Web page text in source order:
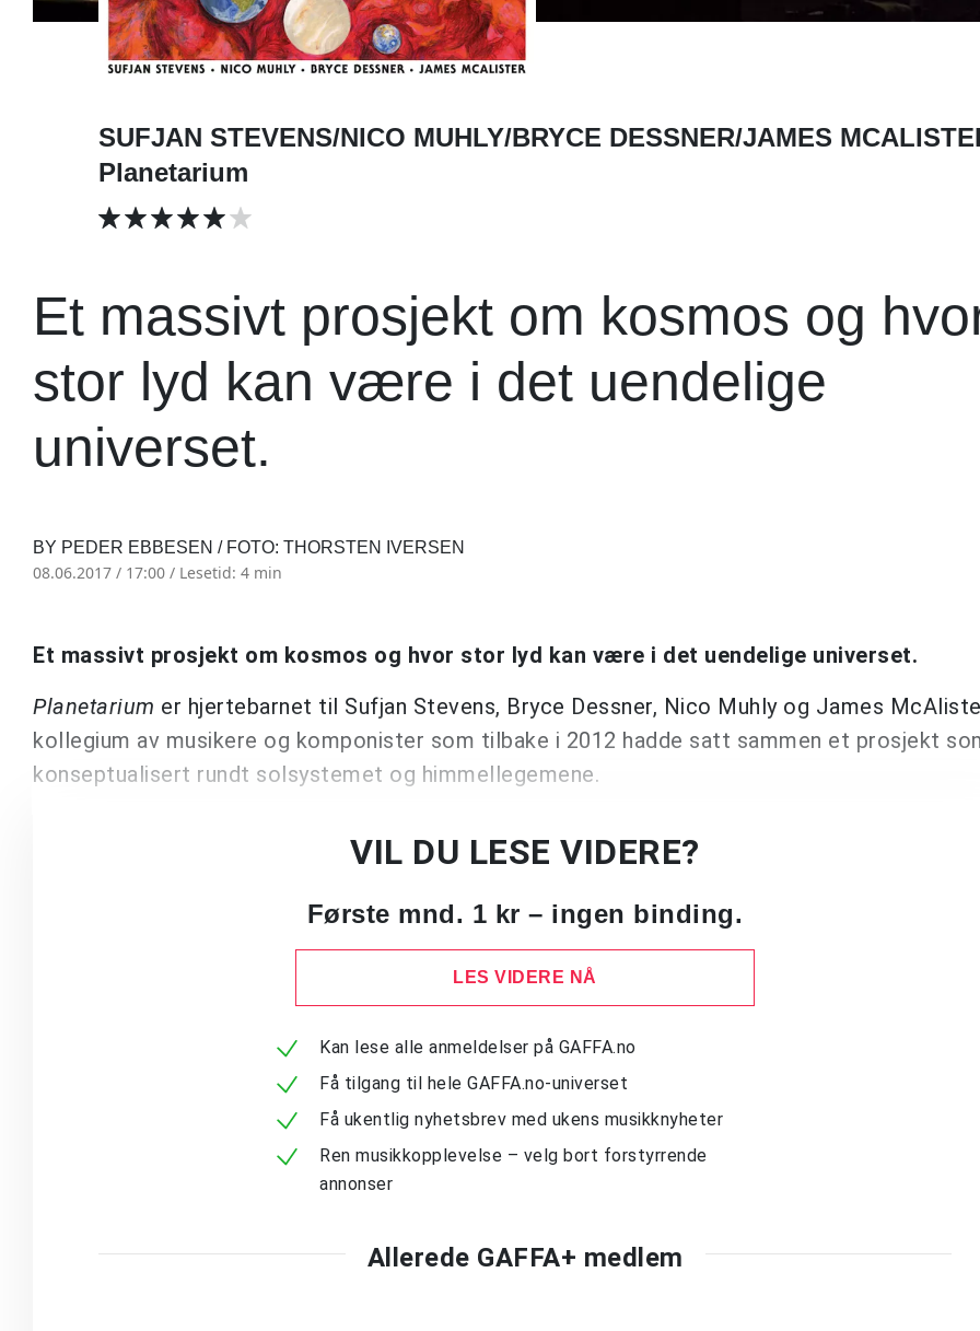
SUFJAN STEVENS/NICO MUHLY/BRYCE DESSNER/JAMES
Planetarium
Et massivt prosjekt om kosmos og
stor lyd kan være i det uendelige
universet.
BY PEDER EBBESEN / FOTO: THORSTEN IVERSEN
08.06.2017 / 17:00 / Lesetid: 4 min
Et massivt prosjekt om kosmos og hvor stor lyd kan være i det uendelige universet.
Planetarium er hjertebarnet til Sufjan Stevens, Bryce Dessner, Nico Muhly og James
kollegium av musikere og komponister som tilbake i 2012 hadde satt sammen et prosjekt
konseptualisert rundt solsystemet og himmellegemene.
VIL DU LESE VIDERE?
Første mnd. 1 kr – ingen binding.
LES VIDERE NÅ
Kan lese alle anmeldelser på GAFFA.no
Få tilgang til hele GAFFA.no-universet
Få ukentlig nyhetsbrev med ukens musikknyheter
Ren musikkopplevelse – velg bort forstyrrende
annonser
Allerede GAFFA+ medlem